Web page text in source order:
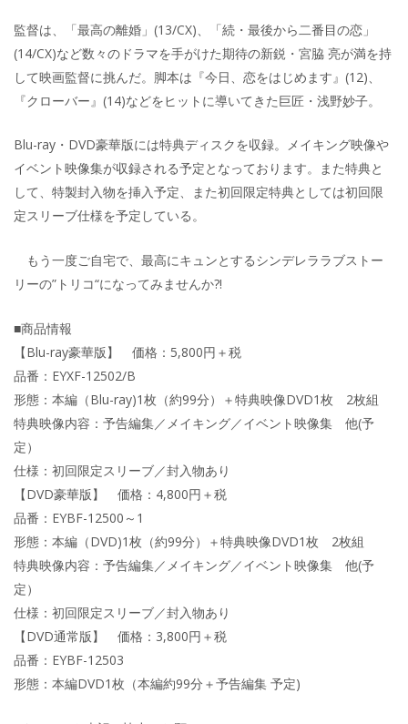
監督は、「最高の離婚」(13/CX)、「続・最後から二番目の恋」
(14/CX)など数々のドラマを手がけた期待の新鋭・宮脇 亮が満を持
して映画監督に挑んだ。脚本は『今日、恋をはじめます』(12)、
『クローバー』(14)などをヒットに導いてきた巨匠・浅野妙子。
Blu-ray・DVD豪華版には特典ディスクを収録。メイキング映像や
イベント映像集が収録される予定となっております。また特典と
して、特製封入物を挿入予定、また初回限定特典としては初回限
定スリーブ仕様を予定している。
もう一度ご自宅で、最高にキュンとするシンデレララブストー
リーの”トリコ“になってみませんか?!
■商品情報
【Blu-ray豪華版】 価格：5,800円＋税
品番：EYXF-12502/B
形態：本編（Blu-ray)1枚（約99分）＋特典映像DVD1枚 2枚組
特典映像内容：予告編集／メイキング／イベント映像集 他(予
定）
仕様：初回限定スリーブ／封入物あり
【DVD豪華版】 価格：4,800円＋税
品番：EYBF-12500～1
形態：本編（DVD)1枚（約99分）＋特典映像DVD1枚 2枚組
特典映像内容：予告編集／メイキング／イベント映像集 他(予
定）
仕様：初回限定スリーブ／封入物あり
【DVD通常版】 価格：3,800円＋税
品番：EYBF-12503
形態：本編DVD1枚（本編約99分＋予告編集 予定)